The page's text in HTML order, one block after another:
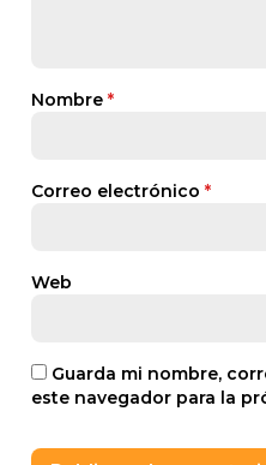
Nombre *
Correo electrónico *
Web
Guarda mi nombre,
este navegador para la